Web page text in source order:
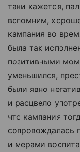
таки кажется,
вспомним,
кампания во
была так
позитивными
уменьшился,
были явно
и расцвело
что кампания
сопровождалась
и мерами